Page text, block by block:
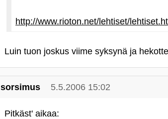
http://www.rioton.net/lehtiset/
Luin tuon joskus viime syksynä ja
sorsimus 5.5.2006 15:02
Pitkäst' aikaa: